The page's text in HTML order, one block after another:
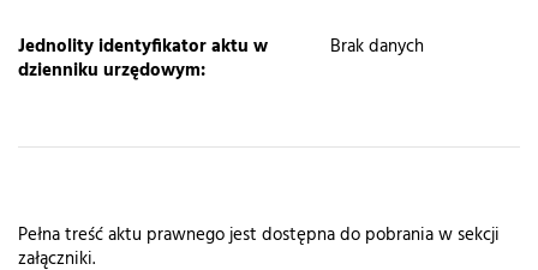
Jednolity identyfikator aktu w
dzienniku urzędowym:
Brak danych
Pełna treść aktu prawnego jest dostępna do pobrania w sekcji
załączniki.